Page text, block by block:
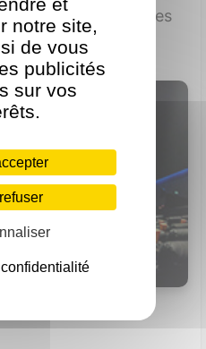
avec la présence des
notre site,
de vous
publicités
sur vos